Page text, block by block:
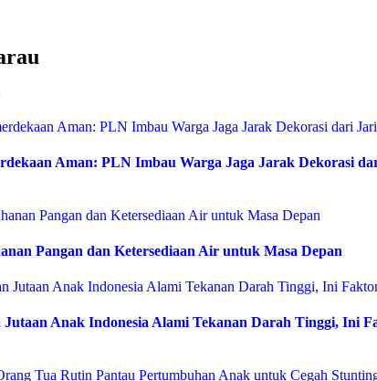
Aman: PLN Imbau Warga Jaga Jarak Dekorasi
Pangan dan Ketersediaan Air untuk Masa Depan
Anak Indonesia Alami Tekanan Darah Tinggi, Ini